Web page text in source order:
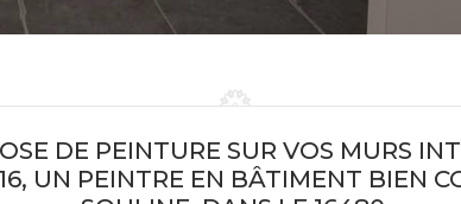
DE PEINTURE SUR VOS MURS
UN PEINTRE EN BÂTIMENT BIEN